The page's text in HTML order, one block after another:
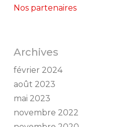
Nos partenaires
Archives
février 2024
août 2023
mai 2023
novembre 2022